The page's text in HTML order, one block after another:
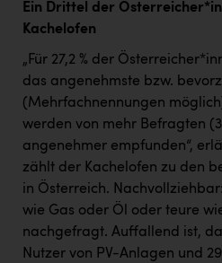
Schwingshandl - automation
Smurfit Westrock Nettingsdorf
TCL
TGW Logistics
TRAILOMAT & Cycling Austria
VERITAS
Vier Diamanten
Ein Drittel der
Kachelofen
„Für 27,2 % der
das angenehmste bzw.
(Mehrfachnennungen
werden von mehr Befragten
angenehmer empfunden“,
zählt der Kachelofen zu den
in Österreich.
wie Gas oder Öl oder teure
nachgefragt. Auffallend ist,
Nutzer von PV-Anlagen und